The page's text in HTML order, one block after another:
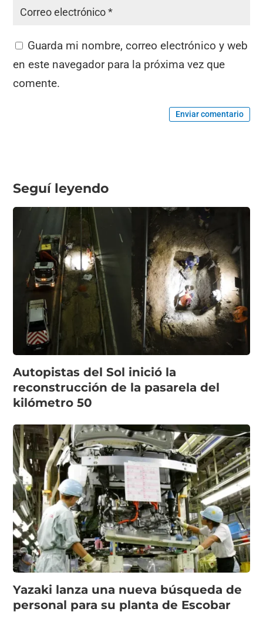
Guarda mi nombre, correo electrónico y web
en este navegador para la próxima vez que
comente.
Enviar comentario
Seguí leyendo
Autopistas del Sol inició la
reconstrucción de la pasarela del
kilómetro 50
Yazaki lanza una nueva búsqueda de
personal para su planta de Escobar